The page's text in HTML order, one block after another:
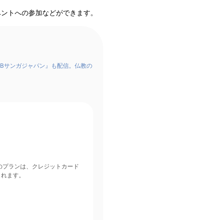
トへの参加などができます。
サンガジャパン』も配信。仏教の
ます。